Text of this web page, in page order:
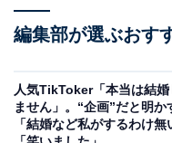
編集部が選ぶおす
人気TikToker「本当は結婚
ません」。“企画”だと明か
「結婚など私がするわけ無